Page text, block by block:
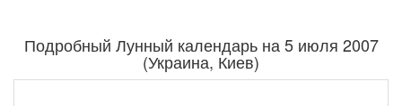
Подробный Лунный календарь на 5 июля 2007
(Украина, Киев)